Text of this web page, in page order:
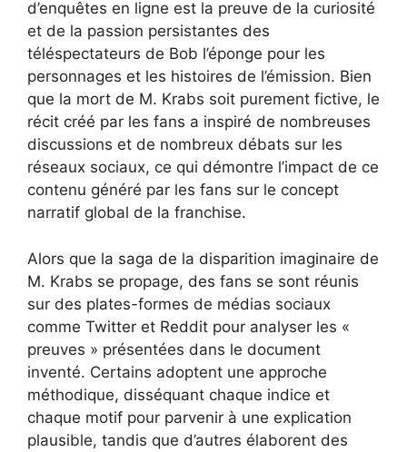
d’enquêtes en ligne est la preuve de la curiosité
et de la passion persistantes des
téléspectateurs de Bob l’éponge pour les
personnages et les histoires de l’émission. Bien
que la mort de M. Krabs soit purement fictive, le
récit créé par les fans a inspiré de nombreuses
discussions et de nombreux débats sur les
réseaux sociaux, ce qui démontre l’impact de ce
contenu généré par les fans sur le concept
narratif global de la franchise.
Alors que la saga de la disparition imaginaire de
M. Krabs se propage, des fans se sont réunis
sur des plates-formes de médias sociaux
comme Twitter et Reddit pour analyser les «
preuves » présentées dans le document
inventé. Certains adoptent une approche
méthodique, disséquant chaque indice et
chaque motif pour parvenir à une explication
plausible, tandis que d’autres élaborent des